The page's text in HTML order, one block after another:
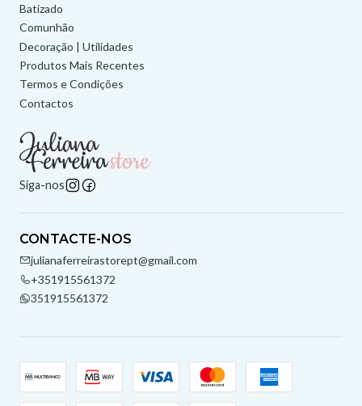
Batizado
Comunhão
Decoração | Utilidades
Produtos Mais Recentes
Termos e Condições
Contactos
Siga-nos
CONTACTE-NOS
julianaferreirastorept@gmail.com
+351915561372
351915561372